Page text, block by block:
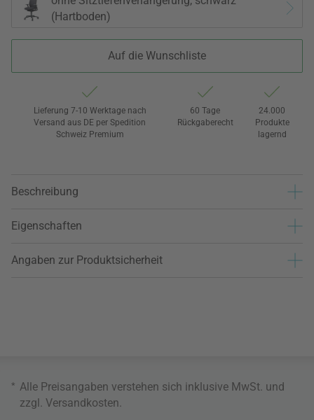
(Hartboden)
Auf die Wunschliste
Lieferung 7-10 Werktage nach
Versand aus DE per Spedition
Schweiz Premium
60 Tage
Rückgaberecht
24.000
Produkte
lagernd
Beschreibung
Eigenschaften
Angaben zur Produktsicherheit
* Alle Preisangaben verstehen sich inklusive MwSt. und
zzgl. Versandkosten